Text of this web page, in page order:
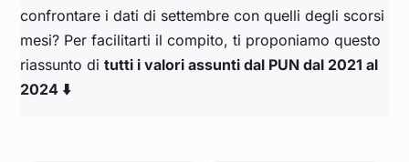
confrontare i dati di settembre con quelli degli scorsi
mesi? Per facilitarti il compito, ti proponiamo questo
riassunto ditutti i valori assunti dal PUN dal 2021 al
2024 ⬇️